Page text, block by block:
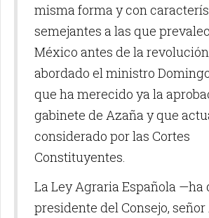
misma forma y con
semejantes a las que
México antes de la
abordado el ministro
que ha merecido ya la
gabinete de Azaña y que
considerado por las Cortes
Constituyentes.
La Ley Agraria Española —ha
presidente del Consejo,